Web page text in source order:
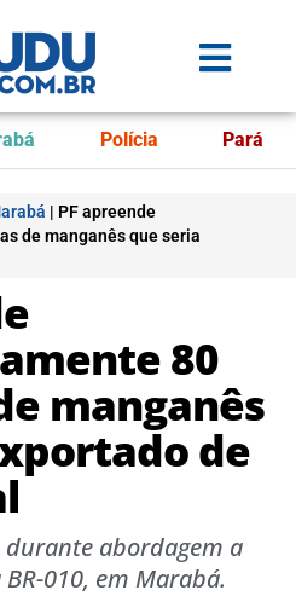
Polícia Pará
| PF apreende
de manganês que seria
80
manganês
de
abordagem a
010, em Marabá.